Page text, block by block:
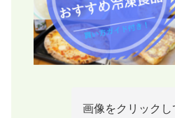
画像をクリックし